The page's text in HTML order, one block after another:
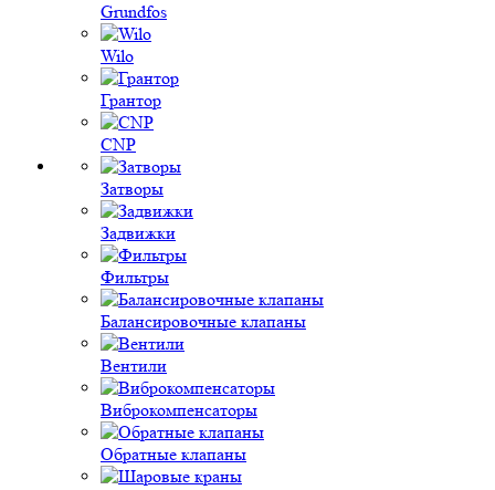
Grundfos
Wilo
Грантор
CNP
Затворы
Задвижки
Фильтры
Балансировочные клапаны
Вентили
Виброкомпенсаторы
Обратные клапаны